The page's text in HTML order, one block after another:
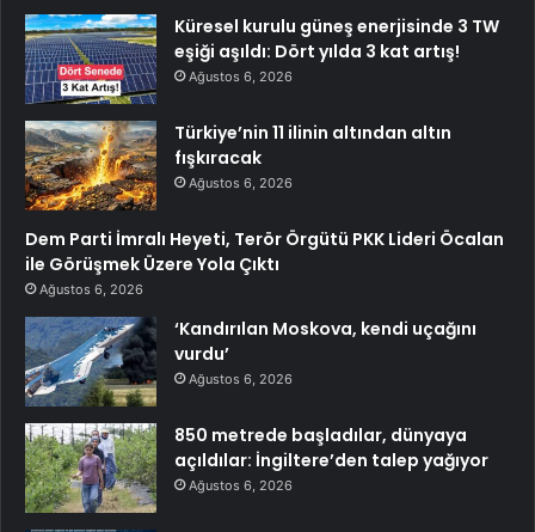
Küresel kurulu güneş enerjisinde 3 TW
eşiği aşıldı: Dört yılda 3 kat artış!
Ağustos 6, 2026
Türkiye’nin 11 ilinin altından altın
fışkıracak
Ağustos 6, 2026
Dem Parti İmralı Heyeti, Terör Örgütü PKK Lideri Öcalan
ile Görüşmek Üzere Yola Çıktı
Ağustos 6, 2026
‘Kandırılan Moskova, kendi uçağını
vurdu’
Ağustos 6, 2026
850 metrede başladılar, dünyaya
açıldılar: İngiltere’den talep yağıyor
Ağustos 6, 2026